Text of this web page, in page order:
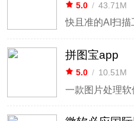
5.0 / 43.71M
快且准的AI扫描
拼图宝app
5.0 / 10.51M
一款图片处理软